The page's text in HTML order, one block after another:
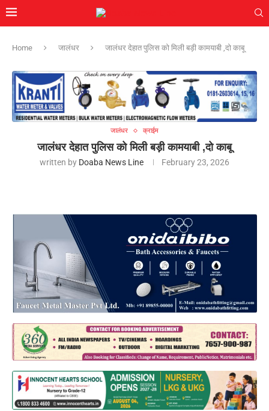
Home जालंधर जालंधर देहात पुलिस को मिली बड़ी कामयाबी ,दो काबू
जालंधर क्राईम
जालंधर देहात पुलिस को मिली बड़ी कामयाबी ,दो काबू
written by Doaba News Line February 23, 2026